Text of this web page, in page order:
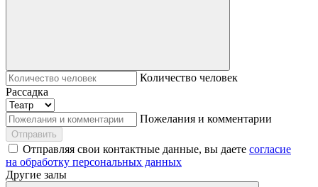
Количество человек
Рассадка
Пожелания и комментарии
Отправить
Отправляя свои контактные данные, вы даете согласие
на обработку персональных данных
Другие залы